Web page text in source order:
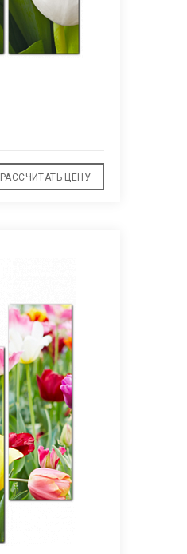
РАССЧИТАТЬ ЦЕНУ